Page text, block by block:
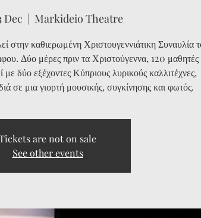
Dec
  |
Markideio Theatre
καθιερωμένη Χριστουγεννιάτικη Συναυλία
Δύο μέρες πριν τα Χριστούγεννα, 120 μαθητές
δύο εξέχοντες Κύπριους λυρικούς καλλιτέχνες,
σε μια γιορτή μουσικής, συγκίνησης και φωτός.
are not on sale
See other events